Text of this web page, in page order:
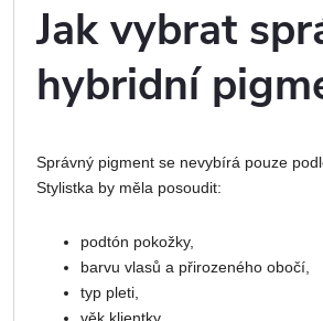
Jak vybrat
hybridní
Správný pigment se nevybírá pouze
Stylistka by měla posoudit:
podtón pokožky,
barvu vlasů a přirozeného obočí,
typ pleti,